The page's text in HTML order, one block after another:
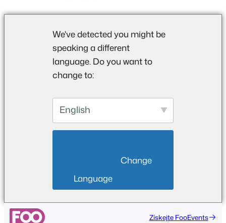
We've detected you might be
speaking a different
language. Do you want to
change to:
English
Language
Přeskočit
Získejte FooEvents